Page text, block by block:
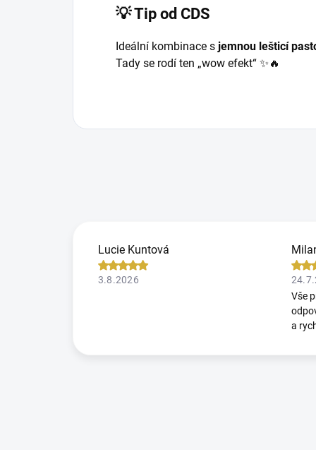
💡 Tip od CDS
Ideální kombinace s jemnou lešticí
Tady se rodí ten „wow efekt“ ✨🔥
Lucie Kuntová
3.8.2026
Vše
a